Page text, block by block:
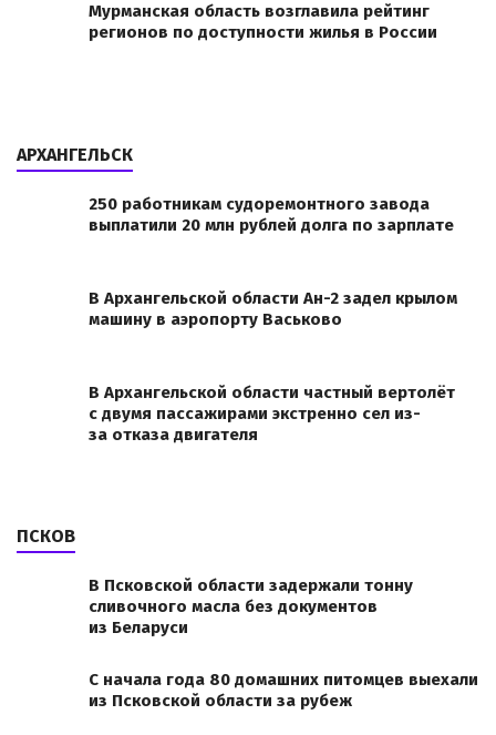
Мурманская область возглавила рейтинг
регионов по доступности жилья в России
АРХАНГЕЛЬСК
250 работникам судоремонтного завода
выплатили 20 млн рублей долга по зарплате
В Архангельской области Ан-2 задел крылом
машину в аэропорту Васьково
В Архангельской области частный вертолёт
с двумя пассажирами экстренно сел из-
за отказа двигателя
ПСКОВ
В Псковской области задержали тонну
сливочного масла без документов
из Беларуси
С начала года 80 домашних питомцев выехали
из Псковской области за рубеж